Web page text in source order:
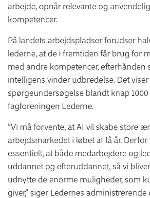
arbejde, opnår relevante og
kompetencer.
På landets arbejdspladser forudser
lederne, at de i fremtiden får brug for
med andre kompetencer, efterhånden
intelligens vinder udbredelse. Det viser
spørgeundersøgelse blandt knap
fagforeningen Lederne.
”Vi må forvente, at AI vil skabe store
arbejdsmarkedet i løbet af få år.
essentielt, at både medarbejdere og
uddannet og efteruddannet, så vi
udnytte de enorme muligheder, som
giver,” siger Ledernes